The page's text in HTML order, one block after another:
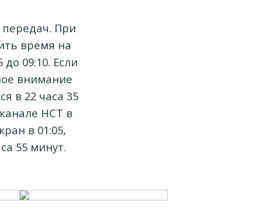
При
время на
09:10. Если
внимание
в 22 часа 35
НСТ в
в 01:05,
55 минут.